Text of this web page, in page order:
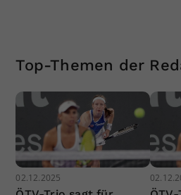
Top-Themen der
02.12.2025